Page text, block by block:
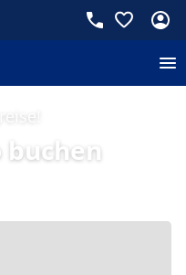
buchen